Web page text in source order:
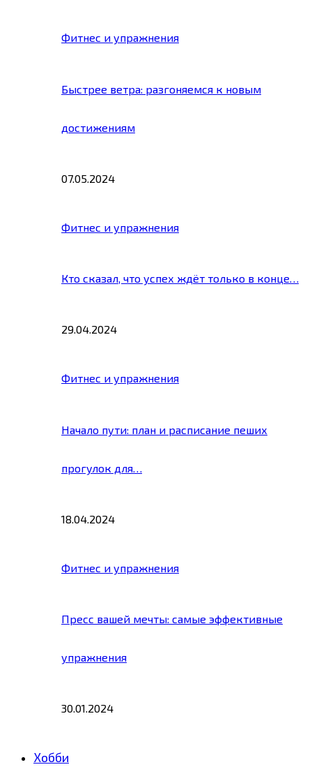
Фитнес и упражнения
Быстрее ветра: разгоняемся к новым
достижениям
07.05.2024
Фитнес и упражнения
Кто сказал, что успех ждёт только в конце…
29.04.2024
Фитнес и упражнения
Начало пути: план и расписание пеших
прогулок для…
18.04.2024
Фитнес и упражнения
Пресс вашей мечты: самые эффективные
упражнения
30.01.2024
Хобби